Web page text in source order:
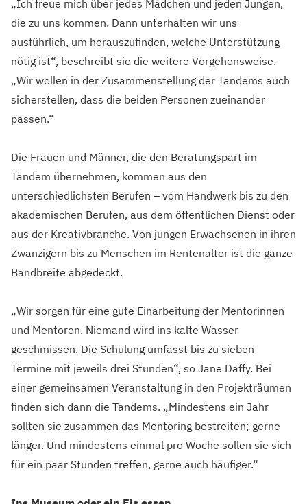
„Ich freue mich über jedes Mädchen und jeden Jungen,
die zu uns kommen. Dann unterhalten wir uns
ausführlich, um herauszufinden, welche Unterstützung
nötig ist“, beschreibt sie die weitere Vorgehensweise.
„Wir wollen in der Zusammenstellung der Tandems auch
sicherstellen, dass die beiden Personen zueinander
passen.“
Die Frauen und Männer, die den Beratungspart im
Tandem übernehmen, kommen aus den
unterschiedlichsten Berufen – vom Handwerk bis zu den
akademischen Berufen, aus dem öffentlichen Dienst oder
aus der Kreativbranche. Von jungen Erwachsenen in ihren
Zwanzigern bis zu Menschen im Rentenalter ist die ganze
Bandbreite abgedeckt.
„Wir sorgen für eine gute Einarbeitung der Mentorinnen
und Mentoren. Niemand wird ins kalte Wasser
geschmissen. Die Schulung umfasst bis zu sieben
Termine mit jeweils drei Stunden“, so Jane Daffy. Bei
einer gemeinsamen Veranstaltung in den Projekträumen
finden sich dann die Tandems. „Mindestens ein Jahr
sollten sie zusammen das Mentoring bestreiten; gerne
länger. Und mindestens einmal pro Woche sollen sie sich
für ein paar Stunden treffen, gerne auch häufiger.“